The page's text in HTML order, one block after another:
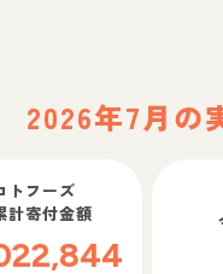
2026年7月の
トフーズ
計寄付金額